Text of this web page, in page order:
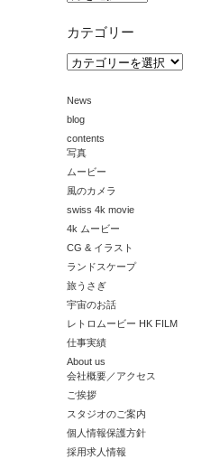
去
記
カテゴリー
カ
テ
リ
ー
News
blog
contents
写真
ムービー
風のカメラ
swiss 4k movie
4k ムービー
CG & イラスト
ランドスケープ
旅うさぎ
宇宙のお話
レトロムービー HK FILM
仕事実績
About us
会社概要／アクセス
ご挨拶
スタジオのご案内
個人情報保護方針
採用求人情報